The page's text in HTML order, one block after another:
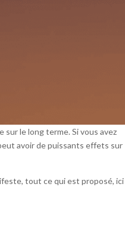
le long terme. Si vous avez
avoir de puissants effets sur
tout ce qui est proposé, ici